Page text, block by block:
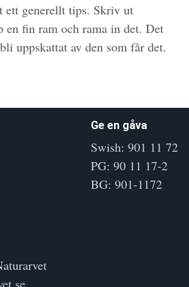
ett generellt tips. Skriv ut
en fin ram och rama in det. Det
uppskattat av den som får det.
Ge en gåva
Swish: 901 11 72
PG: 90 11 17-2
BG: 901-1172